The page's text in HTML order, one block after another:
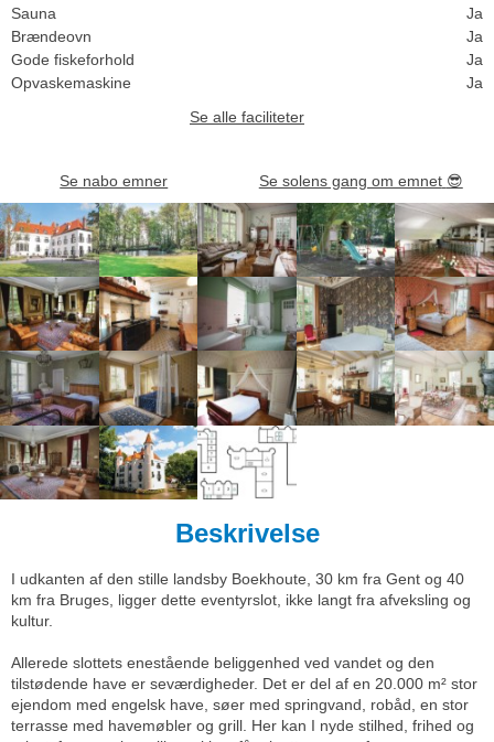
Sauna
Ja
Brændeovn
Ja
Gode fiskeforhold
Ja
Opvaskemaskine
Ja
Se alle faciliteter
Se nabo emner Se solens gang om emnet 😎
Beskrivelse
I udkanten af den stille landsby Boekhoute, 30 km fra Gent og 40
km fra Bruges, ligger dette eventyrslot, ikke langt fra afveksling og
kultur.
Allerede slottets enestående beliggenhed ved vandet og den
tilstødende have er seværdigheder. Det er del af en 20.000 m² stor
ejendom med engelsk have, søer med springvand, robåd, en stor
terrasse med havemøbler og grill. Her kan I nyde stilhed, frihed og